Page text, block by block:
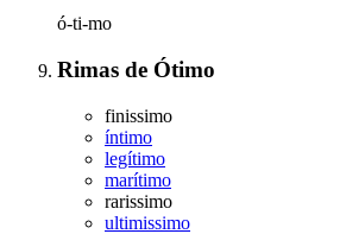
ó-ti-mo
Rimas de Ótimo
finissimo
íntimo
legítimo
marítimo
rarissimo
ultimissimo